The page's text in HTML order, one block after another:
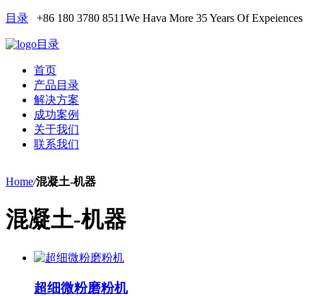
目录 +86 180 3780 8511We Hava More 35 Years Of Expeiences
目录
首页
产品目录
解决方案
成功案例
关于我们
联系我们
Home/混凝土-机器
混凝土-机器
超细微粉磨粉机